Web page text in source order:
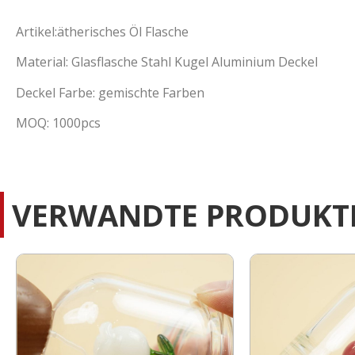
Artikel:ätherisches Öl Flasche
Material: Glasflasche Stahl Kugel Aluminium Deckel
Deckel Farbe: gemischte Farben
MOQ: 1000pcs
VERWANDTE